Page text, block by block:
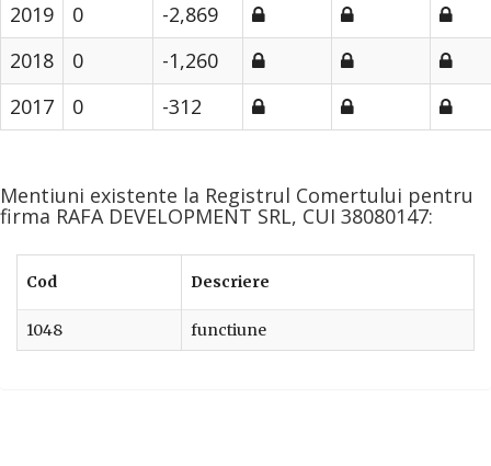
2019
0
-2,869
2018
0
-1,260
2017
0 -312
Mentiuni existente la Registrul Comertului pentru
firma RAFA DEVELOPMENT SRL, CUI 38080147:
Cod Descriere
1048 functiune